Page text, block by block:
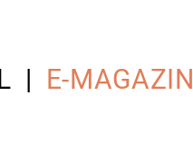
E-MAGAZIN